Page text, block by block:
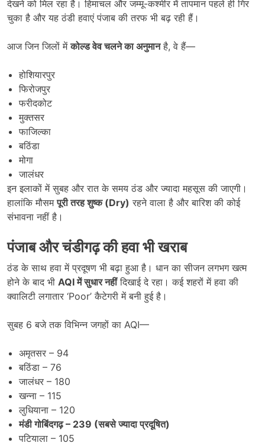
देखने को मिल रहा है। हिमाचल और जम्मू-कश्मीर में तापमान पहले ही गिर
चुका है और यह ठंडी हवाएं पंजाब की तरफ भी बढ़ रही हैं।
आज जिन जिलों मेंकोल्ड वेव चलने का अनुमानहै, वे हैं—
होशियारपुर
फिरोजपुर
फरीदकोट
मुक्तसर
फाजिल्का
बठिंडा
मोगा
जालंधर
इन इलाकों में सुबह और रात के समय ठंड और ज्यादा महसूस की जाएगी।
हालांकि मौसमपूरी तरह शुष्क (Dry) रहने वाला है और बारिश की कोई
संभावना नहीं है।
पंजाब और चंडीगढ़ की हवा भी खराब
ठंड के साथ हवा में प्रदूषण भी बढ़ा हुआ है। धान का सीजन लगभग खत्म
होने के बाद भी AQIमें सुधार नहींदिखाई दे रहा। कई शहरों में हवा की
क्वालिटी लगातार ‘Poor’ कैटेगरी में बनी हुई है।
सुबह 6 बजे तक विभिन्न जगहों का AQI—
अमृतसर – 94
बठिंडा – 76
जालंधर – 180
खन्ना – 115
लुधियाना – 120
मंडी गोबिंदगढ़ – 239 (सबसे ज्यादा प्रदूषित)
पटियाला – 105